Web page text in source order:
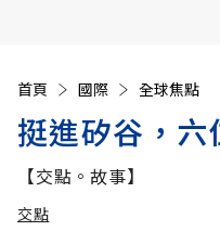
首頁 國際 全球焦點
挺進矽谷，六
【交點。故事】
交點